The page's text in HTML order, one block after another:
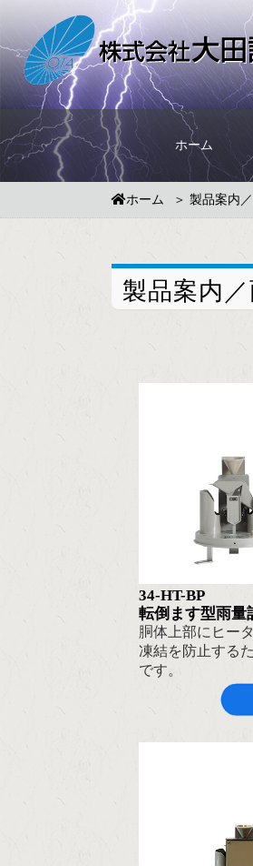
ホーム
ホーム 製品案内
製品案内
34-HT-BP
転倒ます型雨量
胴体上部にヒー
凍結を防止する
です。